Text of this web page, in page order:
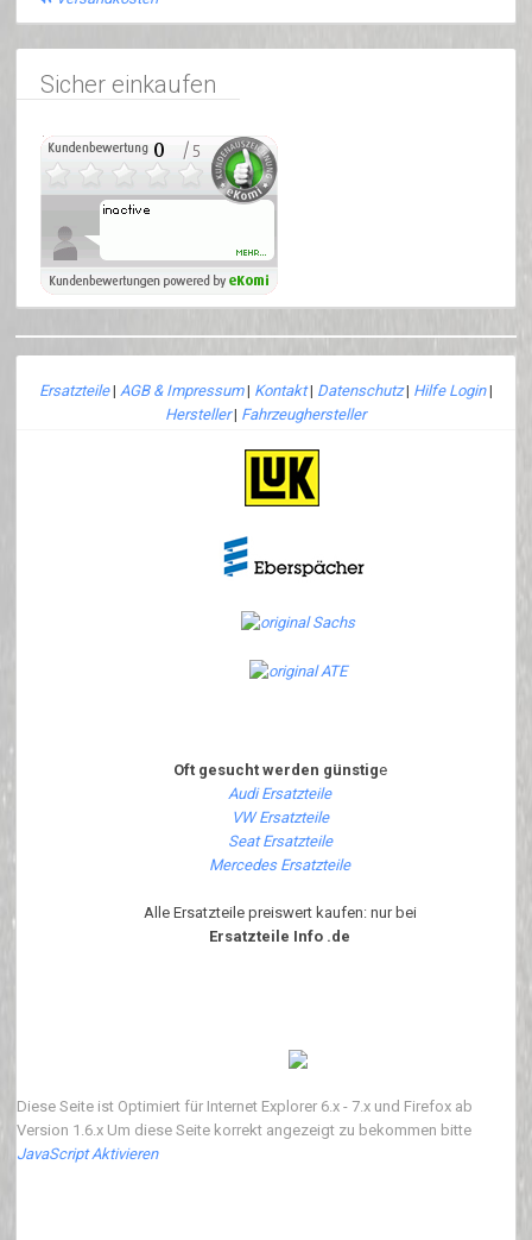
Sicher einkaufen
Ersatzteile| AGB & Impressum| Kontakt| Datenschutz| Hilfe Login|
Hersteller| Fahrzeughersteller
Oft gesucht werden günstige
Audi Ersatzteile
VW Ersatzteile
Seat Ersatzteile
Mercedes Ersatzteile
Alle Ersatzteile preiswert kaufen: nur bei
Ersatzteile Info .de
Diese Seite ist Optimiert für Internet Explorer 6.x - 7.x und Firefox ab
Version 1.6.x Um diese Seite korrekt angezeigt zu bekommen bitte
JavaScript Aktivieren